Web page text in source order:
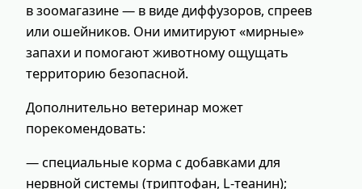
в зоомагазине — в виде диффузоров, спреев
или ошейников. Они имитируют «мирные»
запахи и помогают животному ощущать
территорию безопасной.
Дополнительно ветеринар может
порекомендовать:
— специальные корма с добавками для
нервной системы (триптофан, L-теанин);